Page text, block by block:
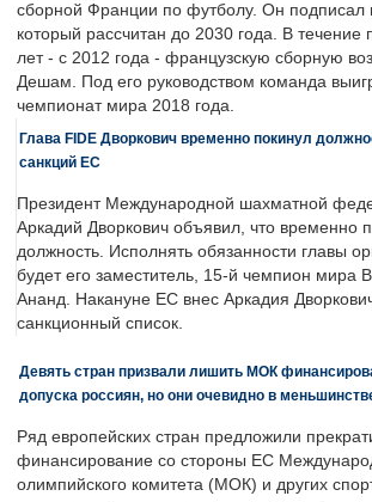
сборной Франции по футболу. Он подписал
который рассчитан до 2030 года. В течение
лет - с 2012 года - французскую сборную
Дешам. Под его руководством команда
чемпионат мира 2018 года.
Глава FIDE Дворкович временно покинул
санкций ЕС
Президент Международной шахматной
Аркадий Дворкович объявил, что временно
должность. Исполнять обязанности главы
будет его заместитель, 15-й чемпион мира
Ананд. Накануне ЕС внес Аркадия
санкционный список.
Девять стран призвали лишить МОК
допуска россиян, но они очевидно в
Ряд европейских стран предложили
финансирование со стороны ЕС
олимпийского комитета (МОК) и других